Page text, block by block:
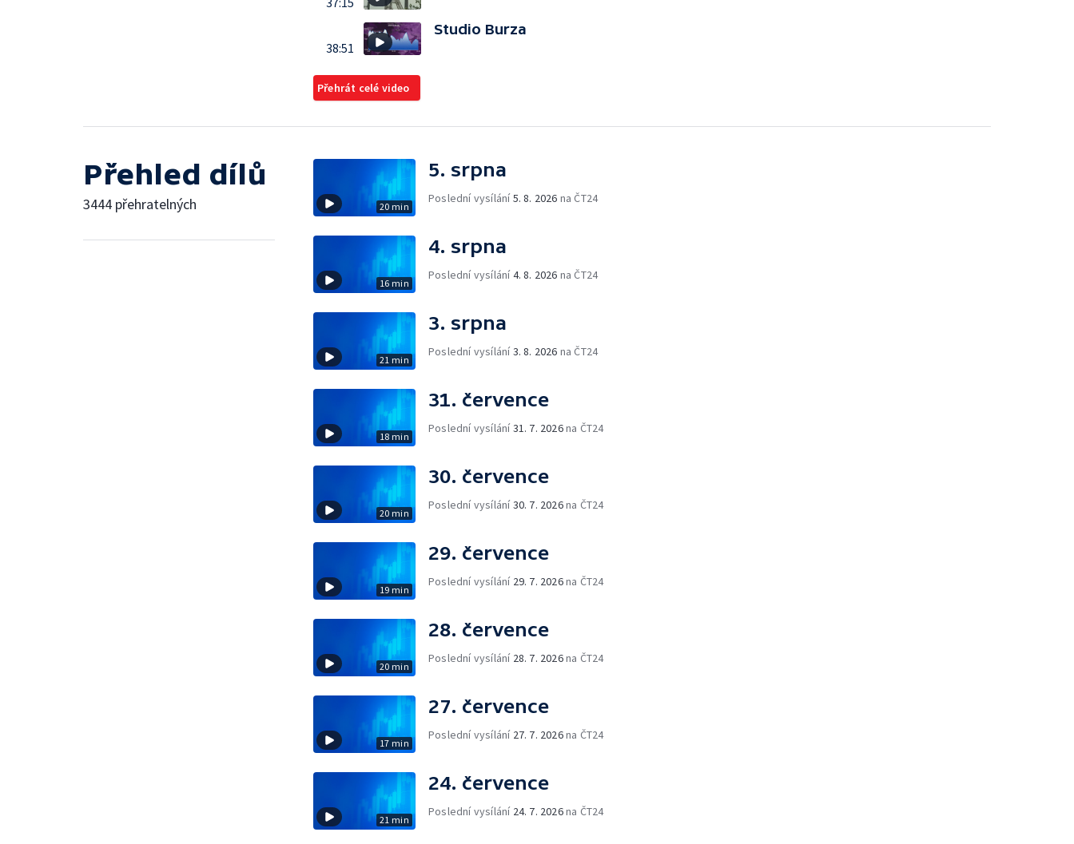
38:51
Studio Burza
Přehrát celé video
Přehled dílů
3444 přehratelných 20 min
5. srpna
Poslední vysílání5. 8. 2026 na ČT24
16 min
4. srpna
Poslední vysílání4. 8. 2026 na ČT24
21 min
3. srpna
Poslední vysílání3. 8. 2026 na ČT24
18 min
31. července
Poslední vysílání31. 7. 2026na ČT24
20 min
30. července
Poslední vysílání30. 7. 2026na ČT24
19 min
29. července
Poslední vysílání 29. 7. 2026na ČT24
20 min
28. července
Poslední vysílání 28. 7. 2026na ČT24
17 min
27. července
Poslední vysílání 27. 7. 2026na ČT24
21 min
24. července
Poslední vysílání 24. 7. 2026na ČT24